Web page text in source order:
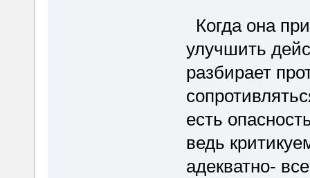
Когда она
улучшить
разбирает
есть
ведь
адекватно-